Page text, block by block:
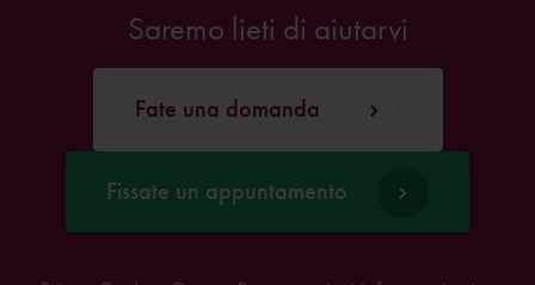
Saremo lieti di aiutarvi
Fate una domanda
Fissate un appuntamento